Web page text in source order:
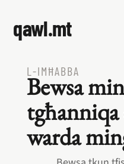
qawl.mt
L‑IMĦABBA
Bewsa
warda